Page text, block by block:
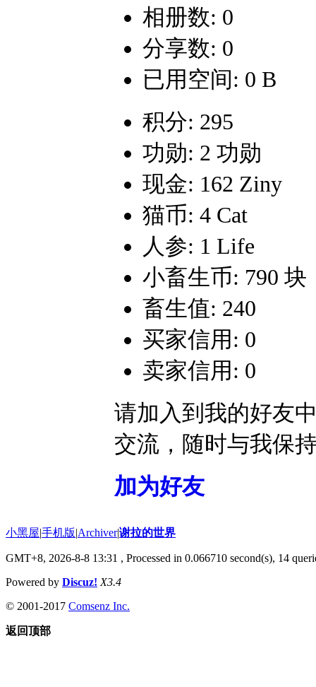
相册数: 0
分享数: 0
已用空间: 0 B
积分: 295
功勋: 2 功勋
现金: 162 Ziny
猫币: 4 Cat
人参: 1 Life
小畜生币: 790 块
畜生值: 240
买家信用: 0
卖家信用: 0
请加入到我的好友
交流，随时与我保
加为好友
小黑屋|手机版|Archiver|谢拉的世界
GMT+8, 2026-8-8 13:31 , Processed in 0.066710 second(s), 14
Powered by Discuz! X3.4
© 2001-2017 Comsenz Inc.
返回顶部